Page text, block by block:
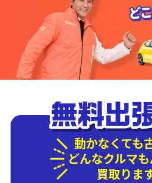
動かなくても
どんなクルマ
買取りま